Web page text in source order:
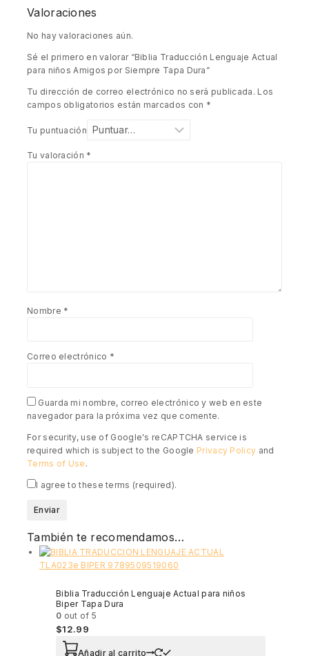
Valoraciones
No hay valoraciones aún.
Sé el primero en valorar “Biblia Traducción Lenguaje Actual
para niños Amigos por Siempre Tapa Dura”
Tu dirección de correo electrónico no será publicada. Los
campos obligatorios están marcados con *
Tu puntuación
Tu valoración *
Nombre *
Correo electrónico *
Guarda mi nombre, correo electrónico y web en este
navegador para la próxima vez que comente.
For security, use of Google's reCAPTCHA service is
required which is subject to the Google Privacy Policy and
Terms of Use .
I agree to these terms (required).
También te recomendamos…
Biblia Traducción Lenguaje Actual para niños
Biper Tapa Dura
0 out of 5
$12.99
Añadir al carrito